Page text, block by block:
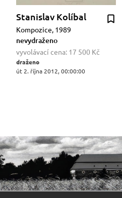
Stanislav Kolíbal
Kompozice, 1989
nevydraženo
vyvolávací cena: 17 500 Kč
draženo
út 2. října 2012, 00:00:00